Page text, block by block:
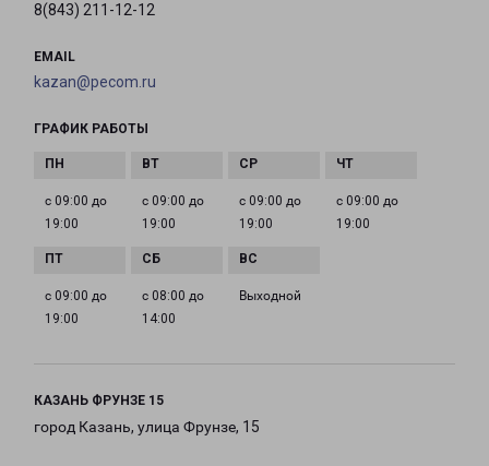
8(843) 211-12-12
EMAIL
kazan@pecom.ru
ГРАФИК РАБОТЫ
с 09:00 до
19:00
с 09:00 до
19:00
с 09:00 до
19:00
с 09:00 до
19:00
с 09:00 до
19:00
с 08:00 до
14:00
Выходной
КАЗАНЬ ФРУНЗЕ 15
город Казань, улица Фрунзе, 15